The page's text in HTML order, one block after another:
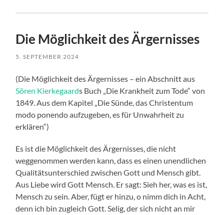
Die Möglichkeit des Ärgernisses
5. SEPTEMBER 2024
(Die Möglichkeit des Ärgernisses – ein Abschnitt aus
Sören Kierkegaards Buch „Die Krankheit zum Tode“ von
1849. Aus dem Kapitel „Die Sünde, das Christentum
modo ponendo aufzugeben, es für Unwahrheit zu
erklären“)
Es ist die Möglichkeit des Ärgernisses, die nicht
weggenommen werden kann, dass es einen unendlichen
Qualitätsunterschied zwischen Gott und Mensch gibt.
Aus Liebe wird Gott Mensch. Er sagt: Sieh her, was es ist,
Mensch zu sein. Aber, fügt er hinzu, o nimm dich in Acht,
denn ich bin zugleich Gott. Selig, der sich nicht an mir